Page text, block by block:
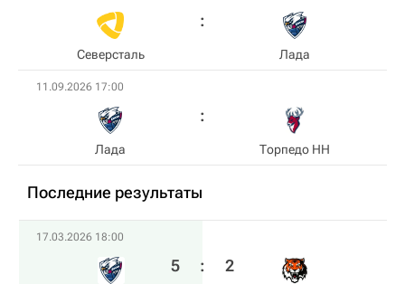
Северсталь Лада
11.09.2026 17:00
Лада Торпедо НН
Последние результаты
17.03.2026 18:00
5 : 2